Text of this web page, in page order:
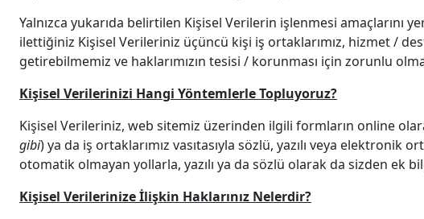
Yalnızca yukarıda belirtilen Kişisel Verilerin işlenmesi
ilettiğiniz Kişisel Verileriniz üçüncü kişi iş ortaklarımız, hizmet /
getirebilmemiz ve haklarımızın tesisi / korunması için zorunlu
Kişisel Verilerinizi Hangi Yöntemlerle Topluyoruz?
Kişisel Verileriniz, web sitemiz üzerinden ilgili formların online
gibi) ya da iş ortaklarımız vasıtasıyla sözlü, yazılı veya
otomatik olmayan yollarla, yazılı ya da sözlü olarak da sizden ek
Kişisel Verilerinize İlişkin Haklarınız Nelerdir?